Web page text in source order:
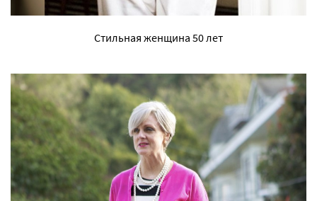
Стильная женщина 50 лет